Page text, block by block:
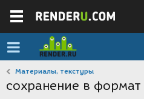
Материалы, текстуры
сохранение в формат